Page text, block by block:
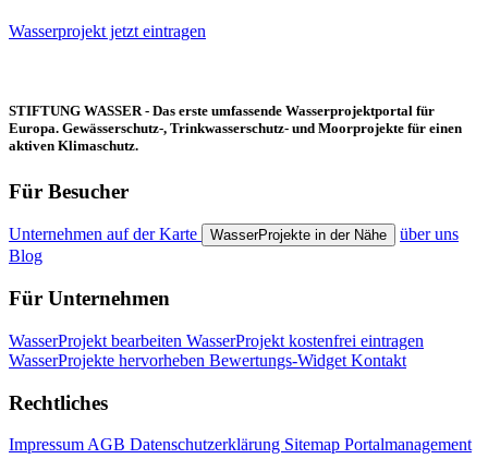
Wasserprojekt jetzt eintragen
STIFTUNG WASSER - Das erste umfassende Wasserprojektportal für
Europa. Gewässerschutz-, Trinkwasserschutz- und Moorprojekte für einen
aktiven Klimaschutz.
Für Besucher
Unternehmen auf der Karte WasserProjekte in der Nähe
über uns
Blog
Für Unternehmen
WasserProjekt bearbeiten WasserProjekt kostenfrei eintragen
WasserProjekte hervorheben Bewertungs-Widget Kontakt
Rechtliches
Impressum AGB Datenschutzerklärung Sitemap Portalmanagement